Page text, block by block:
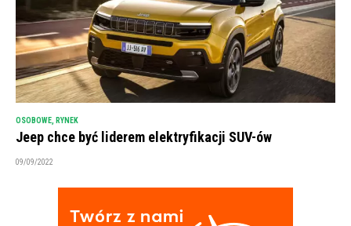
OSOBOWE RYNEK
Jeep chce być liderem elektryfikacji SUV-ów
09/09/2022